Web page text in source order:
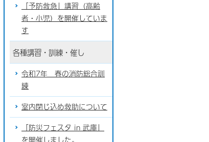
「予防救急」講習（高齢
者・小児）を開催していま
す
各種講習・訓練・催し
令和7年 春の消防総合訓
練
室内閉じ込め救助について
「防災フェスタ in 武庫」
を開催しました。